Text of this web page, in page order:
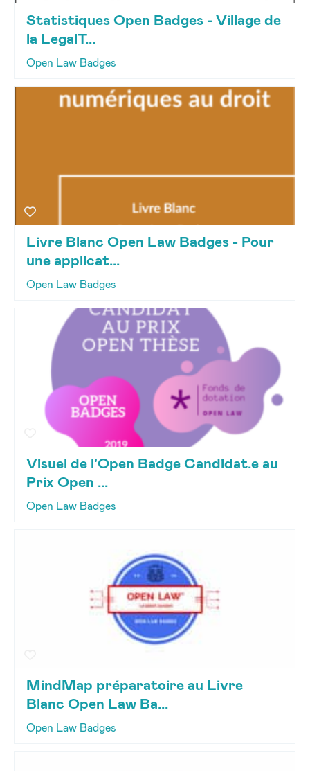
Statistiques Open Badges - Village de
la LegalT...
Open Law Badges
Livre Blanc Open Law Badges - Pour
une applicat...
Open Law Badges
Visuel de l'Open Badge Candidat.e au
Prix Open ...
Open Law Badges
MindMap préparatoire au Livre
Blanc Open Law Ba...
Open Law Badges